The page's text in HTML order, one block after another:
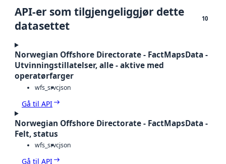
API-er som tilgjengeliggjør dette
datasettet
10
Norwegian Offshore Directorate - FactMapsData -
Utvinningstillatelser, alle - aktive med
operatørfarger
wfs_srvcjson
Gå til API
Norwegian Offshore Directorate - FactMapsData -
Felt, status
wfs_srvcjson
Gå til API